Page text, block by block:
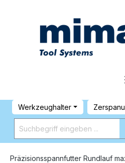
Werkzeughalter
Präzisionsspannfutter Rundlauf